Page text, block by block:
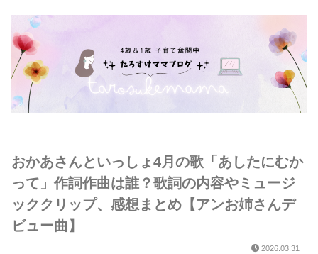
おかあさんといっしょ4月の歌「あしたにむか
って」作詞作曲は誰？歌詞の内容やミュージ
ッククリップ、感想まとめ【アンお姉さんデ
ビュー曲】
2026.03.31